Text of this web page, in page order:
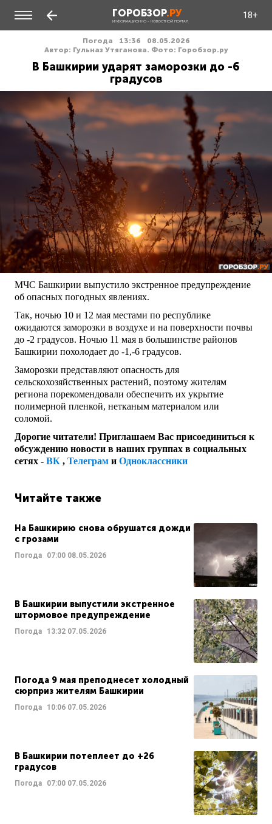
ГОРОБЗОР.РУ
ИНФОРМАЦИОННО - НОВОСТНОЙ ПОРТАЛ
18+
Погода 13:36
08.05.2026
Автор: Гульназ Утяганова. Фото: Горобзор.ру
В Башкирии ударят заморозки до -6
градусов
МЧС Башкирии выпустило экстренное предупреждение
об опасных погодных явлениях.
Так, ночью 10 и 12 мая местами по республике
ожидаются заморозки в воздухе и на поверхности почвы
до -2 градусов. Ночью 11 мая в большинстве районов
Башкирии похолодает до -1,-6 градусов.
Заморозки представляют опасность для
сельскохозяйственных растений, поэтому жителям
региона порекомендовали обеспечить их укрытие
полимерной пленкой, нетканым материалом или
соломой.
Дорогие читатели! Приглашаем Вас присоединиться к
обсуждению новости в наших группах в социальных
сетях - ВК , Телеграм и Одноклассники
Читайте также
На Башкирию снова обрушатся дожди
с грозами
Погода 07:00 08.05.2026
В Башкирии выпустили экстренное
штормовое предупреждение
Погода 13:32 07.05.2026
Погода 9 мая преподнесет холодный
сюрприз жителям Башкирии
Погода 10:06 07.05.2026
В Башкирии потеплеет до +26
градусов
Погода 07:00 07.05.2026